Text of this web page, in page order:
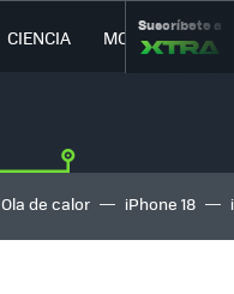
CIENCIA MOVILIDAD
Suscríbete a
Ola de calor iPhone 18